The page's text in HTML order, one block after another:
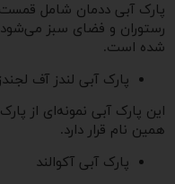
پارک آبی ددمان شامل
رستوران و فضای سبز می‌شود.
شده است.
پارک آبی لندز آف لجندز
این پارک آبی نمونه‌ای از
همین نام قرار دارد.
پارک آبی آکوالند